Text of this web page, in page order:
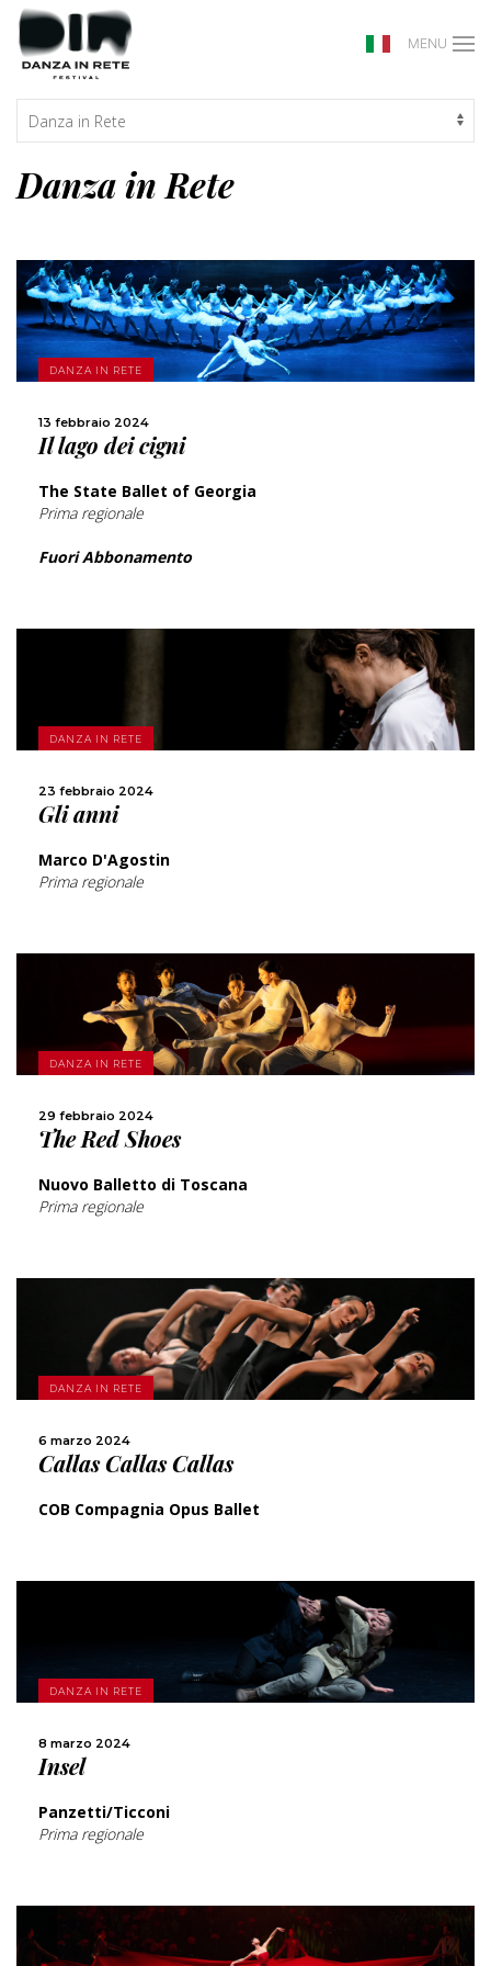
MENU
Danza in Rete
DANZA IN RETE
13 febbraio 2024
Il lago dei cigni
The State Ballet of Georgia
Prima regionale
Fuori Abbonamento
SCOPRI DI PIÙ
DANZA IN RETE
23 febbraio 2024
Gli anni
Marco D'Agostin
Prima regionale
DANZA IN RETE
29 febbraio 2024
The Red Shoes
Nuovo Balletto di Toscana
Prima regionale
SCOPRI DI PIÙ
DANZA IN RETE
6 marzo 2024
Callas Callas Callas
COB Compagnia Opus Ballet
SCOPRI DI PIÙ
DANZA IN RETE
8 marzo 2024
Insel
Panzetti/Ticconi
Prima regionale
SCOPRI DI PIÙ